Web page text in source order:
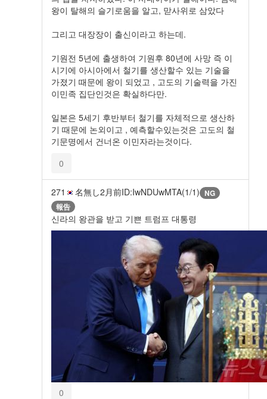
왕이 탈해의 슬기로움을 알고, 맏사위로 삼았다
그리고 대장장이 출신이라고 하는데.
기원전 5년에 출생하여 기원후 80년에 사망 즉 이
시기에 아시아에서 철기를 생산할수 있는 기술을
가졌기 때문에 왕이 되었고 , 고도의 기술력을 가진
이민족 집단인것은 확실하다만.
일본은 5세기 후반부터 철기를 자체적으로 생산하
기 때문에 논외이고 , 예측할수있는것은 고도의 철
기문명에서 건너온 이민자라는것이다.
0
271 名無し2月前ID:IwNDUwMTA(1/1) NG
報告
신라의 왕관을 받고 기쁜 트럼프 대통령
0